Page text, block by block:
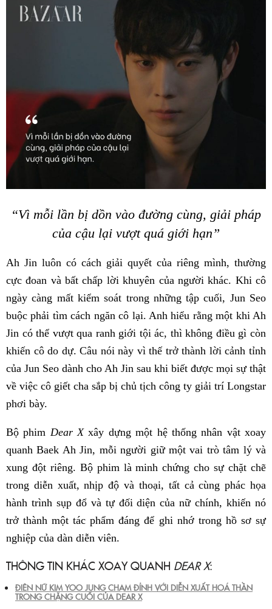
“Vì mỗi lần bị dồn vào đường cùng, giải pháp
của cậu lại vượt quá giới hạn”
Ah Jin luôn có cách giải quyết của riêng mình, thường
cực đoan và bất chấp lời khuyên của người khác. Khi cô
ngày càng mất kiểm soát trong những tập cuối, Jun Seo
buộc phải tìm cách ngăn cô lại. Anh hiểu rằng một khi Ah
Jin có thể vượt qua ranh giới tội ác, thì không điều gì còn
khiến cô do dự. Câu nói này vì thế trở thành lời cảnh tỉnh
của Jun Seo dành cho Ah Jin sau khi biết được mọi sự thật
về việc cô giết cha sắp bị chủ tịch công ty giải trí Longstar
phơi bày.
Bộ phim Dear Xxây dựng một hệ thống nhân vật xoay
quanh Baek Ah Jin, mỗi người giữ một vai trò tâm lý và
xung đột riêng. Bộ phim là minh chứng cho sự chặt chẽ
trong diễn xuất, nhịp độ và thoại, tất cả cùng phác họa
hành trình sụp đổ và tự đối diện của nữ chính, khiến nó
trở thành một tác phẩm đáng để ghi nhớ trong hồ sơ sự
nghiệp của dàn diễn viên.
THÔNG TIN KHÁC XOAY QUANH DEAR X:
ĐIÊN NỮ KIM YOO JUNG CHẠM ĐỈNH VỚI DIỄN XUẤT HOÁ THẦN
TRONG CHẶNG CUỐI CỦA DEAR X